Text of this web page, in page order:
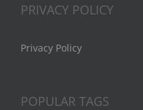
PRIVACY POLICY
Privacy Policy
POPULAR TAGS